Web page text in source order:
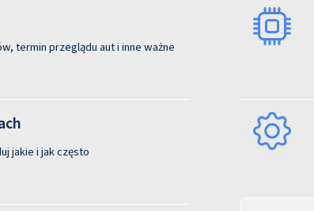
termin przeglądu aut i inne ważne
jakie i jak często